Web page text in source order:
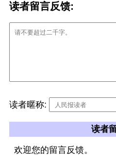
读者留言反馈:
读者暱称:
读者
欢迎您的留言反馈。